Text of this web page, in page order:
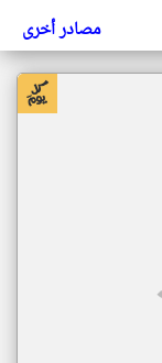
مصادر أخرى